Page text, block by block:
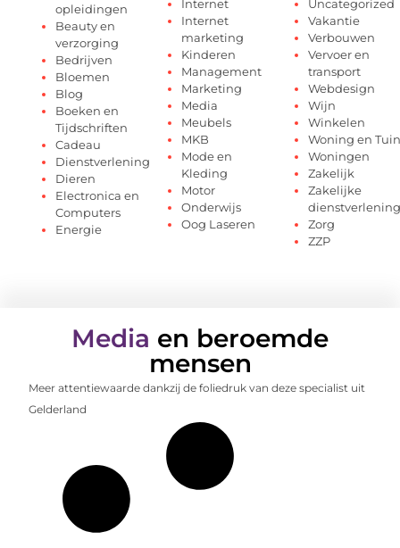
opleidingen
Beauty en
verzorging
Bedrijven
Bloemen
Blog
Boeken en
Tijdschriften
Cadeau
Dienstverlening
Dieren
Electronica en
Computers
Energie
Internet
Internet
marketing
Kinderen
Management
Marketing
Media
Meubels
MKB
Mode en
Kleding
Motor
Onderwijs
Oog Laseren
Uncategorized
Vakantie
Verbouwen
Vervoer en
transport
Webdesign
Wijn
Winkelen
Woning en Tuin
Woningen
Zakelijk
Zakelijke
dienstverlening
Zorg
ZZP
Media en beroemde
mensen
Meer attentiewaarde dankzij de foliedruk van deze specialist uit
Gelderland